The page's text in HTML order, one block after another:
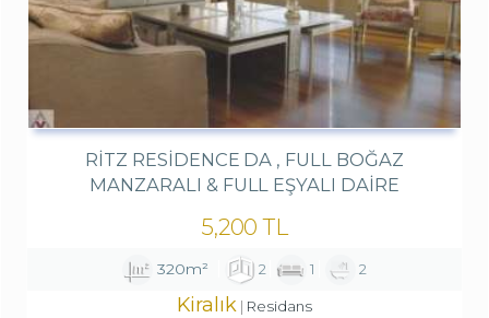
RITZ RESIDENCE DA , FULL BOĞAZ
MANZARALI & FULL EŞYALI DAİRE
5,200 TL
320m² 2 1 2
Kiralık
Residans